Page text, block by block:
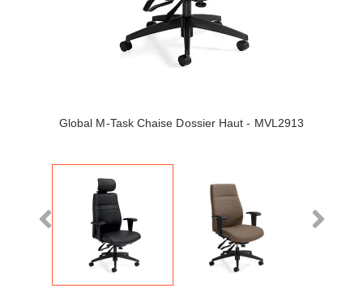
Global M-Task Chaise Dossier Haut - MVL2913